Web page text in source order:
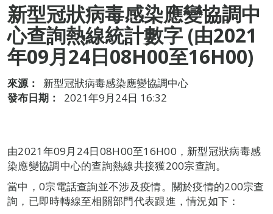
新型冠狀病毒感染應變協調中
心查詢熱線統計數字 (由2021
年09月24日08H00至16H00)
來源：
新型冠狀病毒感染應變協調中心
發布日期：
2021年9月24日 16:32
由2021年09月24日08H00至16H00，新型冠狀病毒感
染應變協調中心的查詢熱線共接獲200宗查詢。
當中，0宗電話查詢並不涉及疫情。關於疫情的200宗查
詢，已即時轉線至相關部門代表跟進，情況如下：